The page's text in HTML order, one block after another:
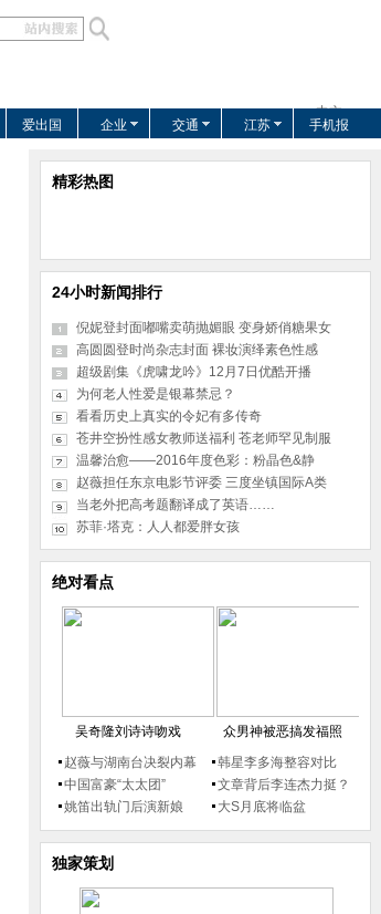
中文
US
爱出国 企业 交通 江苏 手机报
精彩热图
24小时新闻排行
倪妮登封面嘟嘴卖萌抛媚眼 变身娇俏糖果女
高圆圆登时尚杂志封面 裸妆演绎素色性感
超级剧集《虎啸龙吟》12月7日优酷开播
为何老人性爱是银幕禁忌？
看看历史上真实的令妃有多传奇
苍井空扮性感女教师送福利 苍老师罕见制服
温馨治愈——2016年度色彩：粉晶色&静
赵薇担任东京电影节评委 三度坐镇国际A类
当老外把高考题翻译成了英语……
苏菲·塔克：人人都爱胖女孩
绝对看点
吴奇隆刘诗诗吻戏
众男神被恶搞发福照
赵薇与湖南台决裂内幕
中国富豪“太太团”
姚笛出轨门后演新娘
韩星李多海整容对比
文章背后李连杰力挺？
大S月底将临盆
独家策划